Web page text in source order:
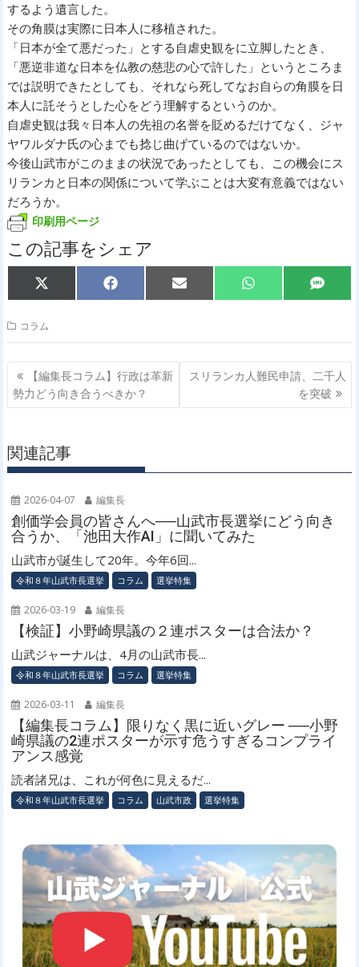
するよう遺言した。
その角膜は実際に日本人に移植された。
「日本が全て悪だった」とする自虐史観をに立脚したとき、
「悪逆非道な日本を仏教の慈悲の心で許した」というところま
では説明できたとしても、それなら死してなお自らの角膜を日
本人に託そうとした心をどう理解するというのか。
自虐史観は我々日本人の先祖の名誉を貶めるだけてなく、ジャ
ヤワルダナ氏の心までも捻じ曲げているのではないか。
今後山武市がこのままの状況であったとしても、この機会にス
リランカと日本の関係について学ぶことは大変有意義ではない
だろうか。
印刷用ページ
この記事をシェア
Share
on
X
(
w
t
t
e
r
)
Share
on
F
a
o
o
k
Share
on
E
m
Share
on
W
h
A
p
p
Share
on
S
M
コラム
投
稿
ナ
ゲ
ー
シ
ョ
ン
【編集長コラム】行政は革新
勢力どう向き合うべきか？
スリランカ人難民申請、二千人
を突破
関連記事
2026-04-07 編集長
創価学会員の皆さんへ──山武市長選挙にどう向き
合うか、「池田大作AI」に聞いてみた
山武市が誕生して20年。今年6回...
令和８年山武市長選挙 コラム 選挙特集
2026-03-19 編集長
【検証】小野崎県議の２連ポスターは合法か？
山武ジャーナルは、4月の山武市長...
令和８年山武市長選挙 コラム 選挙特集
2026-03-11 編集長
【編集長コラム】限りなく黒に近いグレー ──小野
崎県議の2連ポスターが示す危うすぎるコンプライ
アンス感覚
読者諸兄は、これが何色に見えるだ...
令和８年山武市長選挙 コラム 山武市政 選挙特集